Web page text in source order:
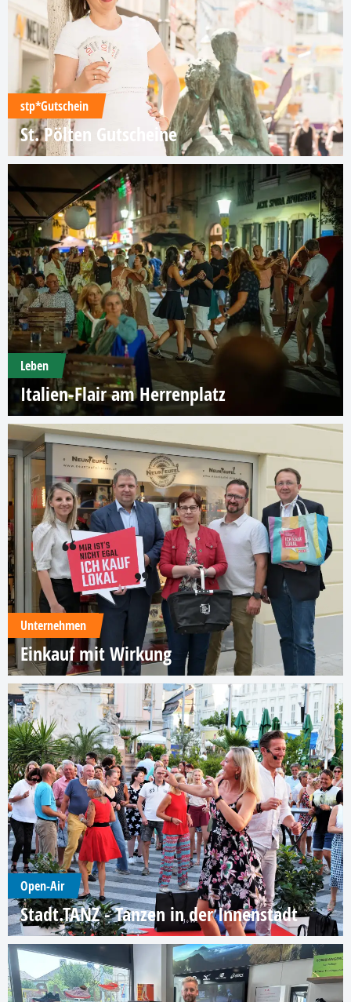
stp*Gutschein
St. Pölten Gutscheine
Leben
Italien-Flair am Herrenplatz
Unternehmen
Einkauf mit Wirkung
Open-Air
Stadt.TANZ - Tanzen in der Innenstadt